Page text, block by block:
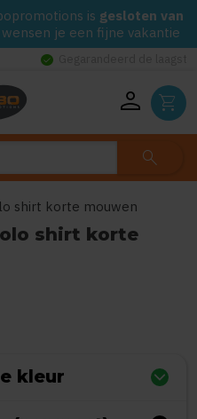
is gesloten van
wensen je een fijne vakantie
op alle Jobo's Advies artikelen
person shopping_cart
search
shirt korte mouwen
shirt korte
kleur